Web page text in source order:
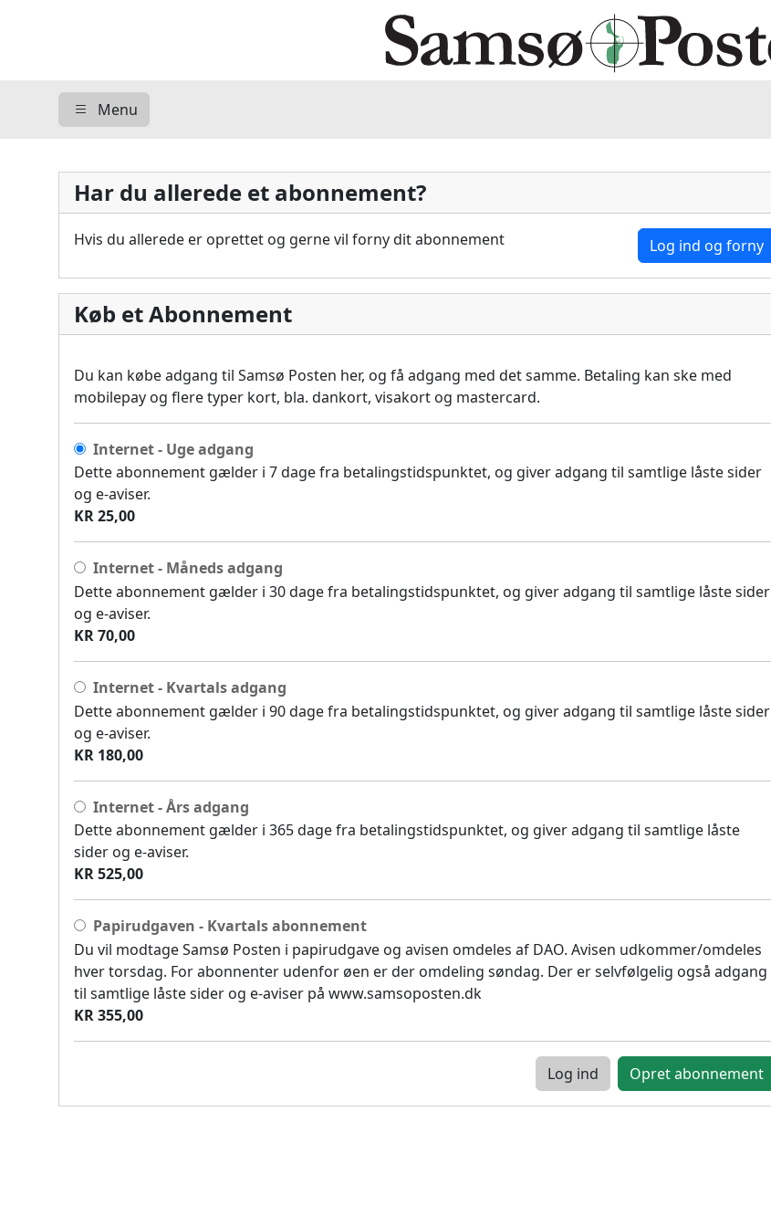
Menu
Har du allerede et abonnement?
Hvis du allerede er oprettet og gerne vil forny dit abonnement Log ind og forny
Køb et Abonnement
Du kan købe adgang til Samsø Posten her, og få adgang med det samme. Betaling kan ske med
mobilepay og flere typer kort, bla. dankort, visakort og mastercard.
Internet - Uge adgang
Dette abonnement gælder i 7 dage fra betalingstidspunktet, og giver adgang til samtlige låste sider
og e-aviser.
KR 25,00
Internet - Måneds adgang
Dette abonnement gælder i 30 dage fra betalingstidspunktet, og giver adgang til samtlige låste sider
og e-aviser.
KR 70,00
Internet - Kvartals adgang
Dette abonnement gælder i 90 dage fra betalingstidspunktet, og giver adgang til samtlige låste sider
og e-aviser.
KR 180,00
Internet - Års adgang
Dette abonnement gælder i 365 dage fra betalingstidspunktet, og giver adgang til samtlige låste
sider og e-aviser.
KR 525,00
Papirudgaven - Kvartals abonnement
Du vil modtage Samsø Posten i papirudgave og avisen omdeles af DAO. Avisen udkommer/omdeles
hver torsdag. For abonnenter udenfor øen er der omdeling søndag. Der er selvfølgelig også adgang
til samtlige låste sider og e-aviser på www.samsoposten.dk
KR 355,00
Log ind